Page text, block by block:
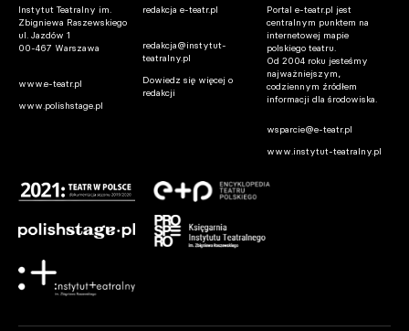
Instytut Teatralny im.
Zbigniewa Raszewskiego
ul. Jazdów 1
00-467 Warszawa
www.e-teatr.pl
www.polishstage.pl
redakcja e-teatr.pl
redakcja@instytut-
teatralny.pl
Dowiedz się więcej o
redakcji
Portal e-teatr.pl jest
centralnym punktem na
internetowej mapie
polskiego teatru.
Od 2004 roku jesteśmy
najważniejszym,
codziennym źródłem
informacji dla środowiska.
wsparcie@e-teatr.pl
www.instytut-teatralny.pl